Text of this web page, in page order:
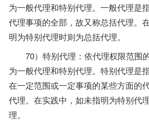
为一般代理和特别代理。一般代理是
代理事项的全部，故又称总括代理。
明为特别代理时则为总括代理。
70）特别代理：依代理权限范围
为一般代理和特别代理。特别代理是
在一定范围或一定事项的某些方面的
代理。在实践中，如未指明为特别代
理。